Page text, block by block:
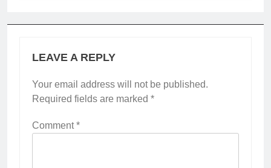
LEAVE A REPLY
Your email address will not be published.
Required fields are marked *
Comment*